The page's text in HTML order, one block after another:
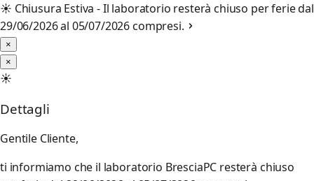
☀️ Chiusura Estiva - Il laboratorio resterà chiuso per ferie dal
29/06/2026 al 05/07/2026 compresi.
×
×
☀️
Dettagli
Gentile Cliente,
ti informiamo che il laboratorio BresciaPC resterà chiuso